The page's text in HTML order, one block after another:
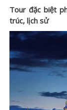
Tour đặc biệt
trúc, lịch sử